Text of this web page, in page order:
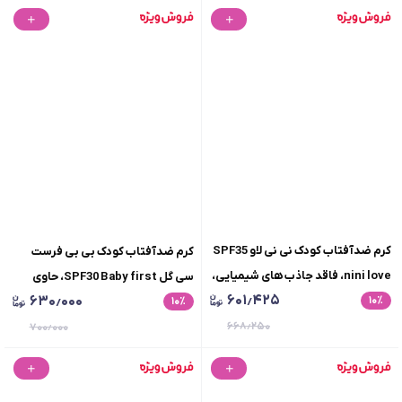
کرم ضدآفتاب کودک نی نی لاو SPF35
nini love، فاقد جاذب های شیمیایی،
وزن 50 گرم
۱۰٪ ۶۰۱٫۴۲۵
۶۶۸٫۲۵۰
کرم ضدآفتاب کودک بی بی فرست
سی گل SPF30 Baby first، حاوی
ترکیبات پری بیوتیک، حجم 50 میلی
۱۰٪ ۶۳۰٫۰۰۰
۷۰۰٫۰۰۰